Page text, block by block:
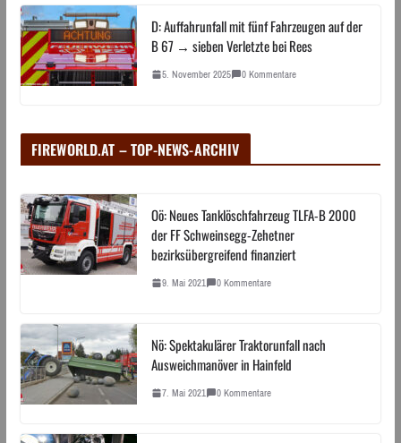
D: Auffahrunfall mit fünf Fahrzeugen auf der
B 67 → sieben Verletzte bei Rees
5. November 2025 0 Kommentare
FIREWORLD.AT – TOP-NEWS-ARCHIV
Oö: Neues Tanklöschfahrzeug TLFA-B 2000
der FF Schweinsegg-Zehetner
bezirksübergreifend finanziert
9. Mai 2021 0 Kommentare
Nö: Spektakulärer Traktorunfall nach
Ausweichmanöver in Hainfeld
7. Mai 2021 0 Kommentare